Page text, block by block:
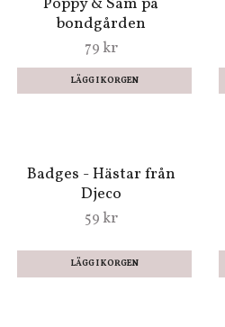
Sjung för mig pappa
99 kr
bondgården
79 kr